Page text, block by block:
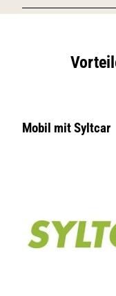
Mobil mit Syltcar